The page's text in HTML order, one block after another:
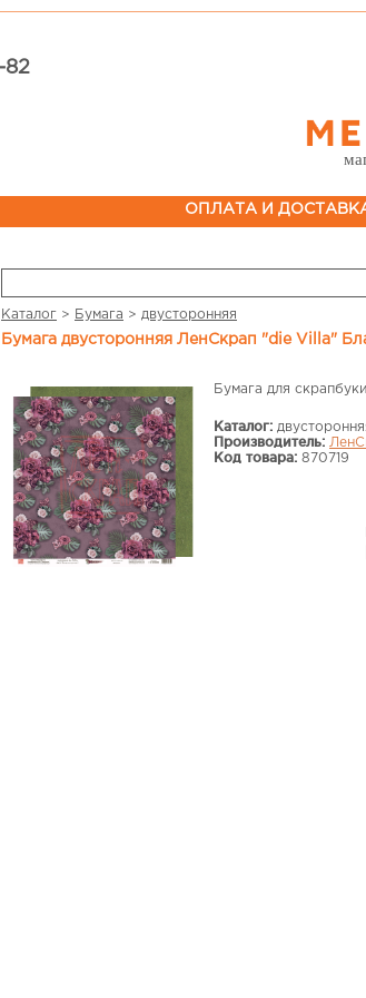
82
ОПЛАТА И
Каталог > Бумага > двусторонняя
Бумага двусторонняя ЛенСкрап "die Villa"
Бумага для
Каталог:
Производитель:
Код товара: 870719